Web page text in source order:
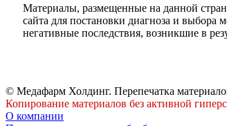
Материалы, размещенные на данной
сайта для постановки диагноза и выбора
негативные последствия, возникшие в
© Медафарм Холдинг. Перепечатка
Копирование материалов без активной
О компании